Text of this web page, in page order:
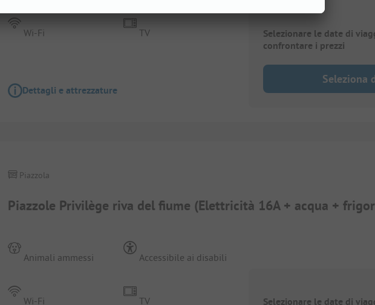
Wi-Fi TV
Dettagli e attrezzature
Selezionare le date di
confrontare i prezzi
Seleziona
Piazzole Privilège riva del fiume (Elettricità 16A + acqua +
Piazzola
Animali ammessi
Wi-Fi
Accessibile ai disabili
TV
Selezionare le date di